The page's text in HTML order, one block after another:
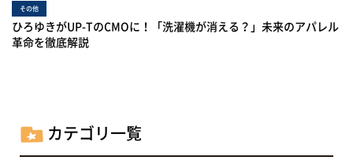
その他
ひろゆきがUP-TのCMOに！「洗濯機が消える？」未来のアパレル
革命を徹底解説
カテゴリ一覧